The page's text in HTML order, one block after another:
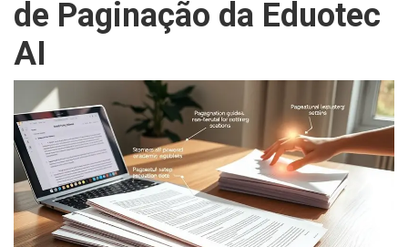
de Paginação da Eduotec
AI